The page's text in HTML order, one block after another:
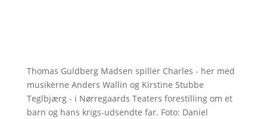
Thomas Guldberg Madsen spiller Charles - her med
musikerne Anders Wallin og Kirstine Stubbe
Teglbjærg - i Nørregaards Teaters forestilling om et
barn og hans krigs-udsendte far. Foto: Daniel